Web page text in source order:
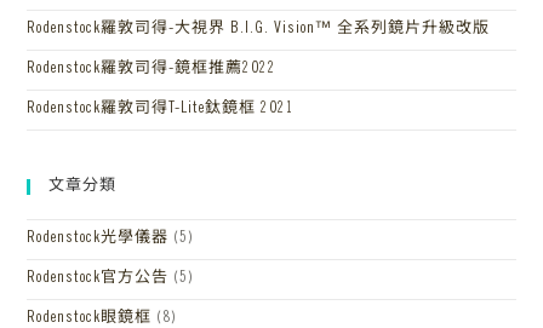
Rodenstock羅敦司得-大視界 B.I.G. Vision™ 全系列鏡片升級改版
Rodenstock羅敦司得-鏡框推薦2022
Rodenstock羅敦司得T-Lite鈦鏡框 2021
文章分類
Rodenstock光學儀器 (5)
Rodenstock官方公告 (5)
Rodenstock眼鏡框 (8)